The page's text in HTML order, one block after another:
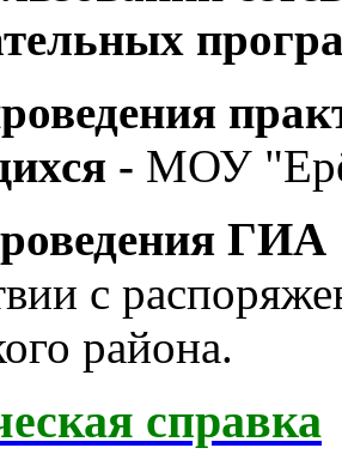
- МОУ
с
района.
справка